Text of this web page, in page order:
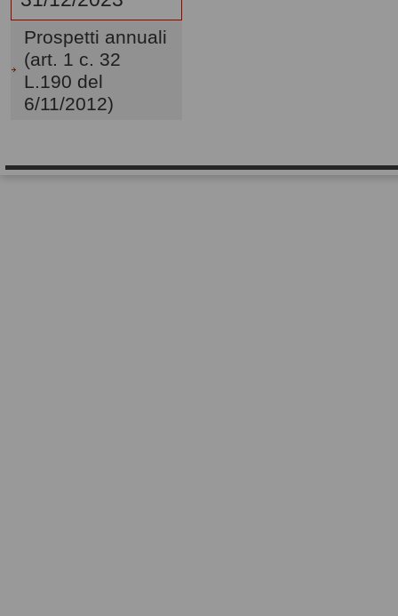
Prospetti annuali
(art. 1 c. 32
L.190 del
6/11/2012)